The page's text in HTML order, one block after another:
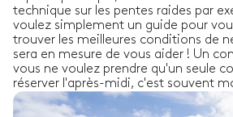
technique sur les pentes raides par
voulez simplement un guide pour
trouver les meilleures conditions de
sera en mesure de vous aider ! Un
vous ne voulez prendre qu'un seule
réserver l'après-midi, c'est souvent